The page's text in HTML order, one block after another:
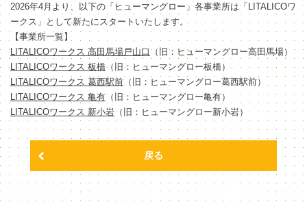
2026年4月より、以下の「ヒューマングロー」各事業所は「LITALICOワ
ークス」として新たにスタートいたします。
【事業所一覧】
LITALICOワークス 高田馬場戸山口 （旧：ヒューマングロー高田馬場）
LITALICOワークス 板橋（旧：ヒューマングロー板橋）
LITALICOワークス 葛西駅前 （旧：ヒューマングロー葛西駅前）
LITALICOワークス 亀有（旧：ヒューマングロー亀有）
LITALICOワークス 新小岩（旧：ヒューマングロー新小岩）
戻る